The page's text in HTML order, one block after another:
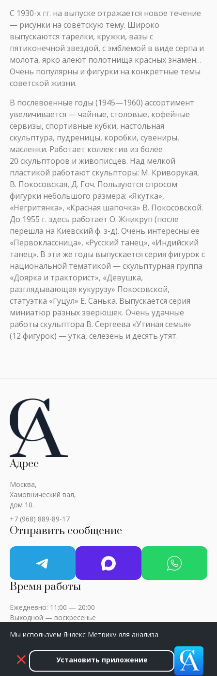
С 1930-х гг. на выпуске отражается новое течение
— рисунки на советскую тему. Широко
выпускаются тарелки, кружки, вазы с
пятиконечной звездой, с эмблемой в виде серпа и
молота, ярко алеют полотнища красных знамен…
Очень популярны и фигурки на конкретные темы
советской жизни.
В послевоенные годы (1945—1960) ассортимент
увеличивается — чайные, столовые, кофейные
сервизы, спортивные кубки, настольная
скульптура, пудреницы, коробки, сувениры,
масленки. Работает коллектив из более
20 скульпторов и живописцев. Над мелкой
пластикой работают скульпторы: М. Криворукая,
В. Покосовская, Д. Гоч. Пользуются спросом
фигурки небольшого размера: «Якутка»,
«Негритянка», «Красная шапочка» В. Покосовской.
До 1955 г. здесь работает О. Жникруп (после
перешла на Киевский ф. з-д). Очень интересны ее
«Первоклассница», «Русский танец», «Индийский
танец». В эти же годы выпускается серия фигурок с
национальной тематикой — скульптурная группа
«Доярка и тракторист», «Девушка,
разглядывающая кукурузу» Покосовской,
статуэтка «Гуцул» Е. Санька. Выпускается серия
миниатюр разных зверюшек. Очень удачные
работы скульптора В. Сергеева «Утиная семья»
(12 фигурок) — утка, селезень и десять утят.
Адрес
Москва,
Хамовнический вал,
дом 10.
+7 (968) 889-89-17
Отправить сообщение
Время работы
Ежедневно: 11:00 — 20:00
Выходной — воскресенье
ART-CRITIC © 2018 - 2026 / Все права защищены
Установить приложение
Мы используем Яндекс Метрику для анализа
разрешить сбор данных.